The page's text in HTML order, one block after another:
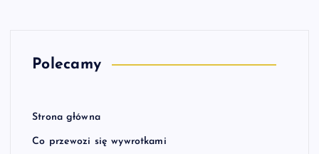
Polecamy
Strona główna
Co przewozi się wywrotkami